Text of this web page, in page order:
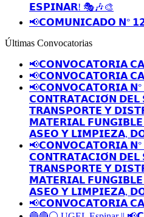
𝗘𝗦𝗣𝗜𝗡𝗔𝗥! 🎭🎶🎨
📢𝗖𝗢𝗠𝗨𝗡𝗜𝗖𝗔𝗗𝗢 𝗡°
Últimas Convocatorias
📢𝗖𝗢𝗡𝗩𝗢𝗖𝗔𝗧𝗢𝗥𝗜𝗔
📢𝗖𝗢𝗡𝗩𝗢𝗖𝗔𝗧𝗢𝗥𝗜𝗔
📢𝗖𝗢𝗡𝗩𝗢𝗖𝗔𝗧𝗢𝗥𝗜𝗔 𝗡°
𝗖𝗢𝗡𝗧𝗥𝗔𝗧𝗔𝗖𝗜𝗢́𝗡 𝗗𝗘𝗟
𝗧𝗥𝗔𝗡𝗦𝗣𝗢𝗥𝗧𝗘 𝗬
𝗠𝗔𝗧𝗘𝗥𝗜𝗔𝗟
𝗔𝗦𝗘𝗢 𝗬 𝗟𝗜𝗠𝗣𝗜𝗘𝗭𝗔,
📢𝗖𝗢𝗡𝗩𝗢𝗖𝗔𝗧𝗢𝗥𝗜𝗔 𝗡°
𝗖𝗢𝗡𝗧𝗥𝗔𝗧𝗔𝗖𝗜𝗢́𝗡 𝗗𝗘𝗟
𝗧𝗥𝗔𝗡𝗦𝗣𝗢𝗥𝗧𝗘 𝗬
𝗠𝗔𝗧𝗘𝗥𝗜𝗔𝗟
𝗔𝗦𝗘𝗢 𝗬 𝗟𝗜𝗠𝗣𝗜𝗘𝗭𝗔,
📢𝗖𝗢𝗡𝗩𝗢𝗖𝗔𝗧𝗢𝗥𝗜𝗔